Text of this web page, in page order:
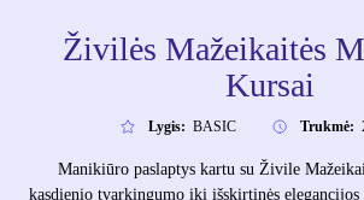
Živilės Mažeikaitės
Kursai
Lygis: BASIC Trukmė:
Manikiūro paslaptys kartu su Živile
kasdienio tvarkingumo iki išskirtinės elegancijos